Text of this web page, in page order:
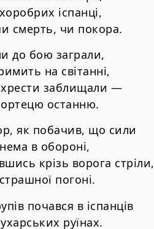
іспанці,
чи покора.
до бою заграли,
на світанні,
хрести заблищали —
останню.
як побачив, що сили
в обороні,
крізь ворога стріли,
погоні.
почався в іспанців
руїнах.